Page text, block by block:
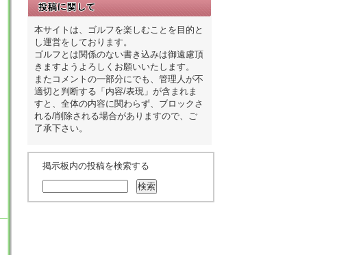
本サイトは、ゴルフを楽しむことを目的と
し運営をしております。
ゴルフとは関係のない書き込みは御遠慮頂
きますようよろしくお願いいたします。
またコメントの一部分にでも、管理人が不
適切と判断する「内容/表現」が含まれま
すと、全体の内容に関わらず、ブロックさ
れる/削除される場合がありますので、ご
了承下さい。
掲示板内の投稿を検索する